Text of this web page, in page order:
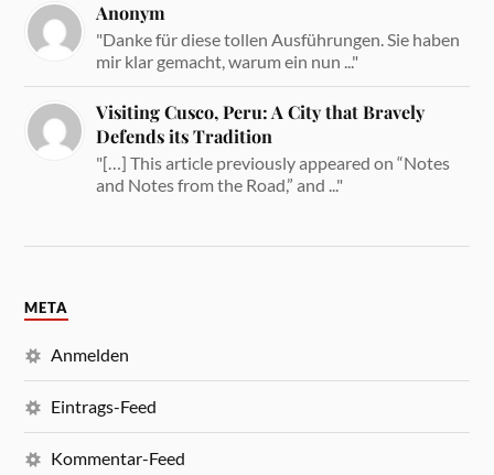
Anonym
"Danke für diese tollen Ausführungen. Sie haben
mir klar gemacht, warum ein nun ..."
Visiting Cusco, Peru: A City that Bravely
Defends its Tradition
"[…] This article previously appeared on “Notes
and Notes from the Road,” and ..."
META
Anmelden
Eintrags-Feed
Kommentar-Feed